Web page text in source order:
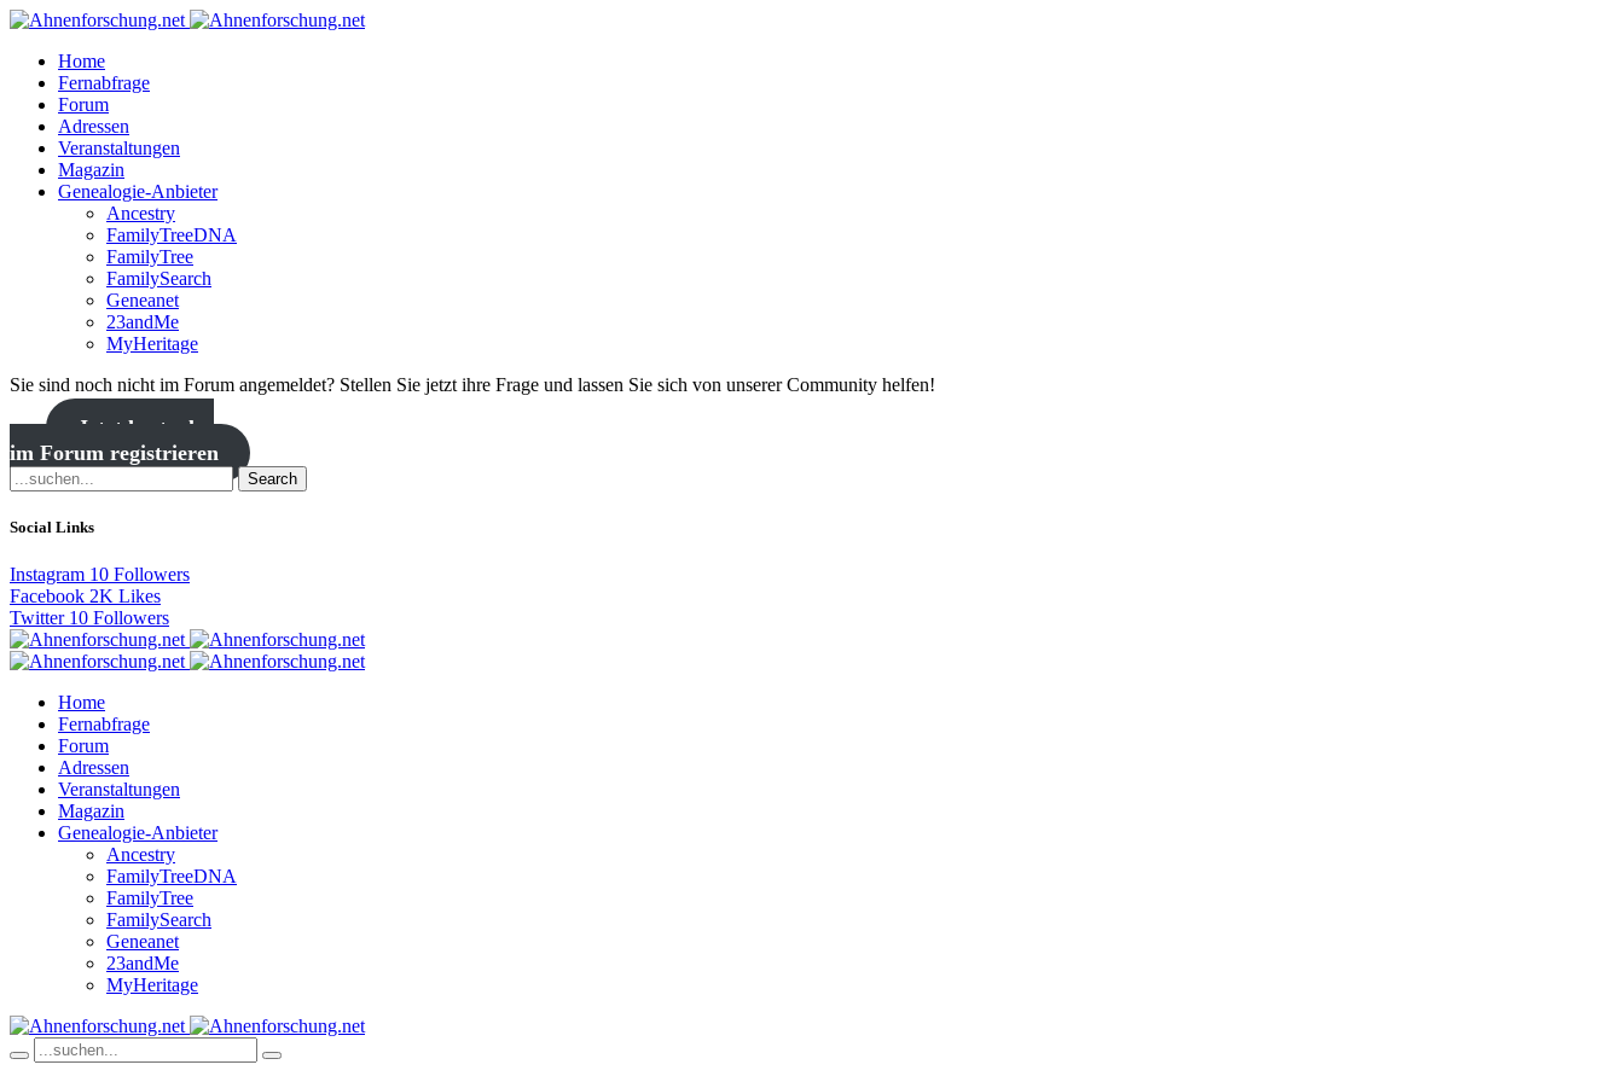
Home
Fernabfrage
Forum
Adressen
Veranstaltungen
Magazin
Genealogie-Anbieter
Ancestry
FamilyTreeDNA
FamilyTree
FamilySearch
Geneanet
23andMe
MyHeritage
Sie sind noch nicht im Forum angemeldet? Stellen Sie jetzt ihre Frage und lassen Sie sich von unserer Community helfen!
Jetzt kostenlos
im Forum registrieren
Search
Social Links
Instagram 10 Followers
Facebook 2K Likes
Twitter 10 Followers
Home
Fernabfrage
Forum
Adressen
Veranstaltungen
Magazin
Genealogie-Anbieter
Ancestry
FamilyTreeDNA
FamilyTree
FamilySearch
Geneanet
23andMe
MyHeritage